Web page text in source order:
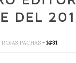
DEL
PACHAS - 14:31